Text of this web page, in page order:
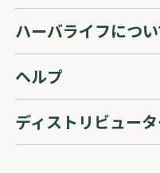
ハーバライフにつ
ヘルプ
ディストリビュー